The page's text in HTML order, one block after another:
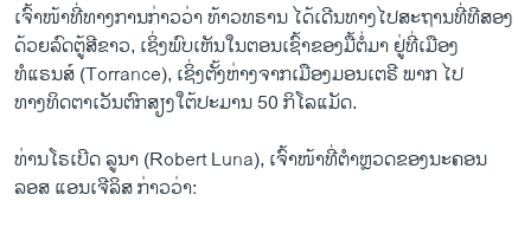
ເຈົ້າໜ້າທີ່ທາງການກ່າວວ່າ ​ທ້າວທຣານ ໄດ້ເດີນທາງໄປສະຖານທີ່ທີສອງ
ດ້ວຍລົດຕູ້ສີຂາວ, ເຊິ່ງພົບເຫັນໃນຕອນເຊົ້າຂອງມື້ຕໍ່ມາ ຢູ່ທີ່ເມືອງ
ທໍແຣນສ໌ (Torrance), ເຊິ່ງຕັ້ງຫ່າງຈາກເມືອງມອນເຕຣີ ພາກ ໄປ
ທາງທິດຕາເວັນຕົກສຽງໃຕ້ປະມານ 50 ກິໂລແມັດ.
ທ່ານໂຣເບີດ ລູນາ (Robert Luna), ເຈົ້າໜ້າທີ່ຕໍາຫຼວດຂອງນະຄອນ
ລອສ ແອນ​ເຈີລິສ ກ່າວວ່າ: